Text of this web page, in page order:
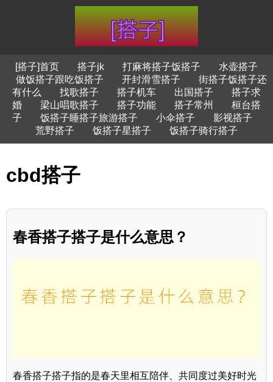
[搭子]首页 搭子jk 打麻将搭子饭搭子
水壶搭子
做饭搭子跟吃饭搭子
开封滑雪搭子
街搭子饭搭子还
有什么
找歌搭子 搭子机车 出国搭子
搭子求
婚
梁山唱歌搭子 搭子功能 搭子常州
桓台搭
子
饭搭子睡搭子旅游搭子 小伞搭子
影视搭子
荒野搭子
饭搭子星搭子 饭搭子骑行搭子
cbd搭子
春香搭子搭子是什么意思？
春香搭子搭子指的是春天里相互陪伴、共同度过美好时光